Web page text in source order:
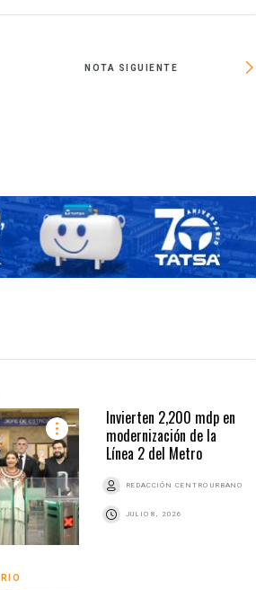
NOTA SIGUIENTE
Invierten 2,200 mdp en
modernización de la
Línea 2 del Metro
REDACCIÓN CENTRO URBANO
JULIO 8, 2026